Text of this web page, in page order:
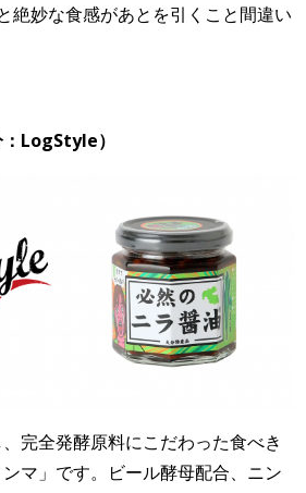
絶妙な食感があとを引くこと間違い
LogStyle）
完全発酵原料にこだわった食べき
マ」 です。ビール酵母配合、ニン